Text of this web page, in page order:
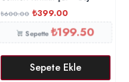
₺600.00 ₺399.00
Sepette ₺199.50
Sepete Ekle